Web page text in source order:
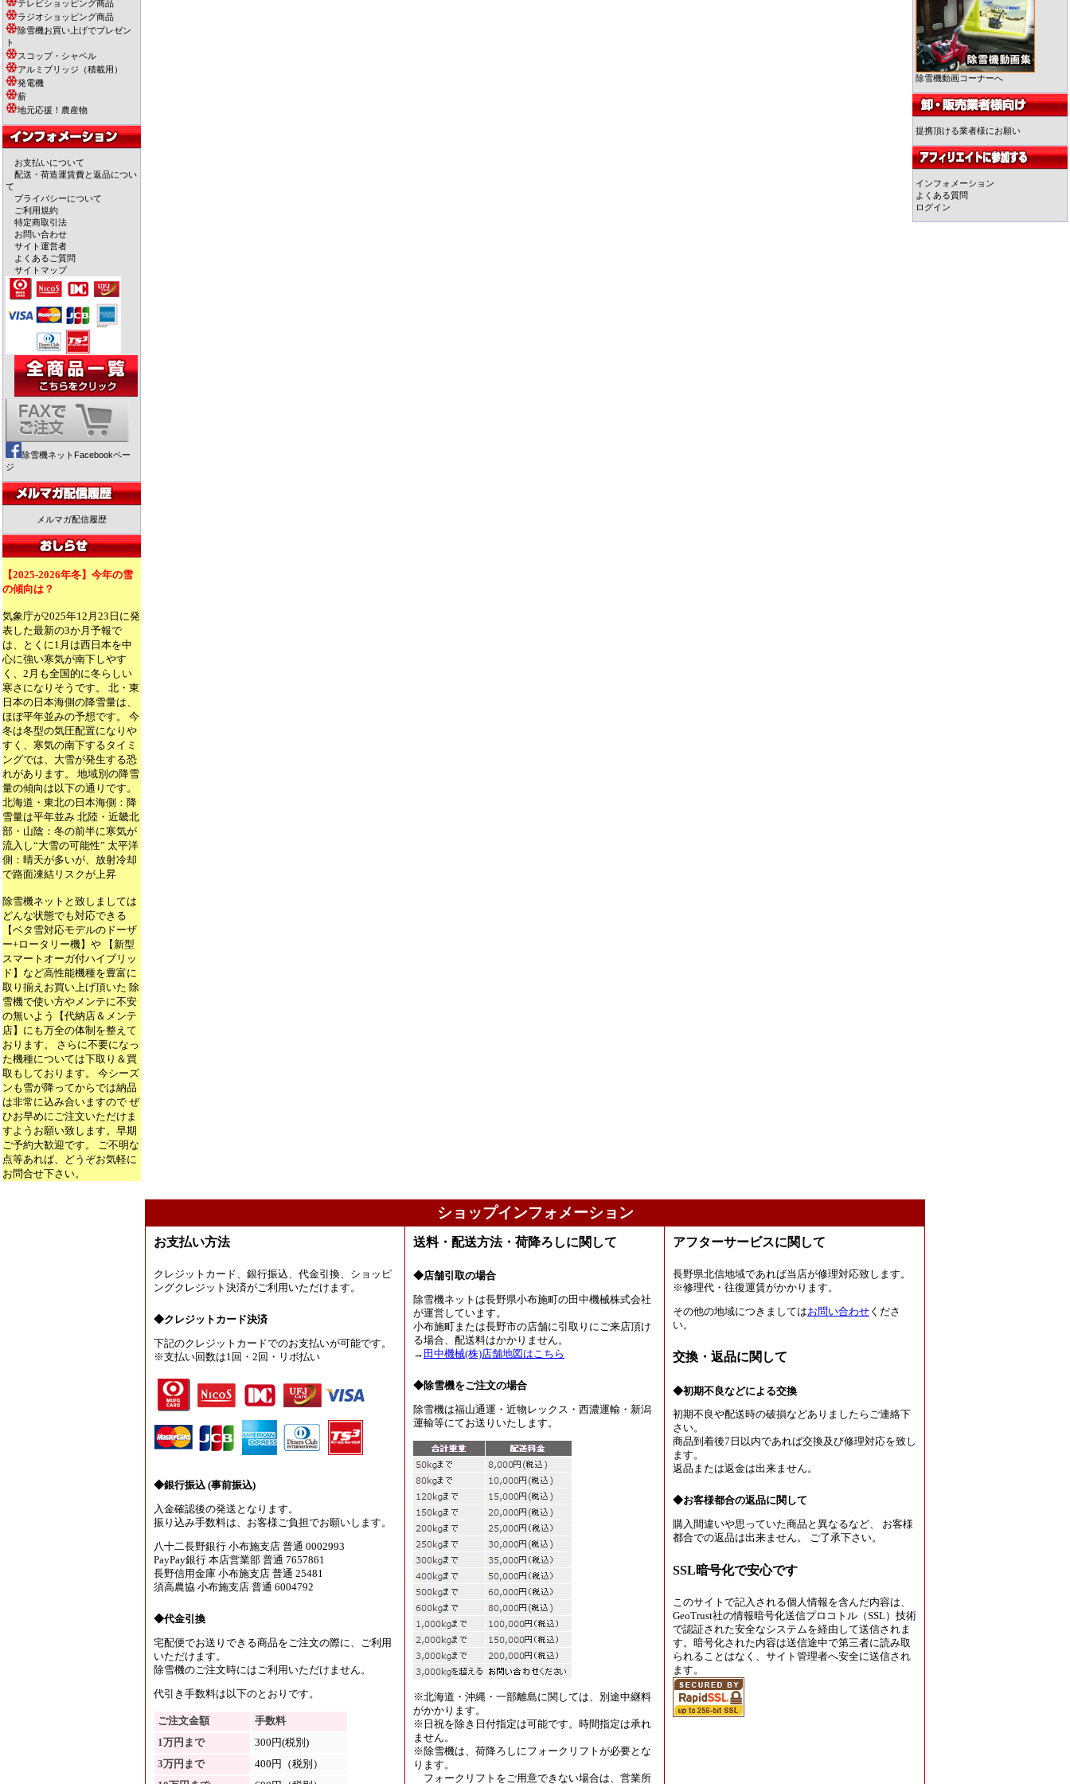
テレビショッピング商品
ラジオショッピング商品
除雪機お買い上げでプレゼン
ト
スコップ・シャベル
アルミブリッジ（積載用）
発電機
薪
地元応援！農産物
お支払いについて
配送・荷造運賃費と返品につい
て
プライバシーについて
ご利用規約
特定商取引法
お問い合わせ
サイト運営者
よくあるご質問
サイトマップ
除雪機ネットFacebookペー
ジ
メルマガ配信履歴
【2025-2026年冬】今年の雪
の傾向は？
気象庁が2025年12月23日に発
表した最新の3か月予報で
は、とくに1月は西日本を中
心に強い寒気が南下しやす
く、2月も全国的に冬らしい
寒さになりそうです。 北・東
日本の日本海側の降雪量は、
ほぼ平年並みの予想です。 今
冬は冬型の気圧配置になりや
すく、寒気の南下するタイミ
ングでは、大雪が発生する恐
れがあります。 地域別の降雪
量の傾向は以下の通りです。
北海道・東北の日本海側：降
雪量は平年並み 北陸・近畿北
部・山陰：冬の前半に寒気が
流入し“大雪の可能性” 太平洋
側：晴天が多いが、放射冷却
で路面凍結リスクが上昇
除雪機ネットと致しましては
どんな状態でも対応できる
【ベタ雪対応モデルのドーザ
ー+ロータリー機】や 【新型
スマートオーガ付ハイブリッ
ド】など高性能機種を豊富に
取り揃えお買い上げ頂いた 除
雪機で使い方やメンテに不安
の無いよう【代納店＆メンテ
店】にも万全の体制を整えて
おります。 さらに不要になっ
た機種については下取り＆買
取もしております。 今シーズ
ンも雪が降ってからでは納品
は非常に込み合いますので ぜ
ひお早めにご注文いただけま
すようお願い致します。早期
ご予約大歓迎です。 ご不明な
点等あれば、どうぞお気軽に
お問合せ下さい。
除雪機動画コーナーへ
提携頂ける業者様にお願い
インフォメーション
よくある質問
ログイン
ショップインフォメーション
お支払い方法
クレジットカード、銀行振込、代金引換、ショッピ
ングクレジット決済がご利用いただけます。
◆クレジットカード決済
下記のクレジットカードでのお支払いが可能です。
※支払い回数は1回・2回・リボ払い
◆銀行振込 (事前振込)
入金確認後の発送となります。
振り込み手数料は、お客様ご負担でお願いします。
八十二長野銀行 小布施支店 普通 0002993
PayPay銀行 本店営業部 普通 7657861
長野信用金庫 小布施支店 普通 25481
須高農協 小布施支店 普通 6004792
◆代金引換
宅配便でお送りできる商品をご注文の際に、ご利用
いただけます。
除雪機のご注文時にはご利用いただけません。
代引き手数料は以下のとおりです。
ご注文金額
手数料
1万円まで
300円(税別)
3万円まで
400円（税別）
送料・配送方法・荷降ろしに関して
◆店舗引取の場合
除雪機ネットは長野県小布施町の田中機械株式会社
が運営しています。
小布施町または長野市の店舗に引取りにご来店頂け
る場合、配送料はかかりません。
→ 田中機械(株)店舗地図はこちら
◆除雪機をご注文の場合
除雪機は福山通運・近物レックス・西濃運輸・新潟
運輸等にてお送りいたします。
※北海道・沖縄・一部離島に関しては、別途中継料
がかかります。
※日祝を除き日付指定は可能です。時間指定は承れ
ません。
※除雪機は、荷降ろしにフォークリフトが必要とな
ります。
フォークリフトをご用意できない場合は、営業所
アフターサービスに関して
長野県北信地域であれば当店が修理対応致します。
※修理代・往復運賃がかかります。
その他の地域につきましてはお問い合わせ くださ
い。
交換・返品に関して
◆初期不良などによる交換
初期不良や配送時の破損などありましたらご連絡下
さい。
商品到着後7日以内であれば交換及び修理対応を致し
ます。
返品または返金は出来ません。
◆お客様都合の返品に関して
購入間違いや思っていた商品と異なるなど、 お客様
都合での返品は出来ません。 ご了承下さい。
SSL暗号化で安心です
このサイトで記入される個人情報を含んだ内容は、
GeoTrust社の情報暗号化送信プロコトル（SSL）技術
で認証された安全なシステムを経由して送信されま
す。暗号化された内容は送信途中で第三者に読み取
られることはなく、サイト管理者へ安全に送信され
ます。